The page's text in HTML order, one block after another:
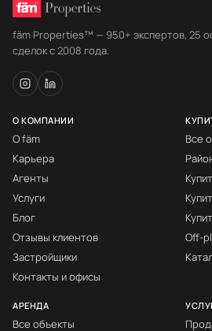
fäm Properties™ — 950+ экспертов, 25
сделок с 2008 года.
О КОМПАНИИ
О fäm
Карьера
Агенты
Услуги
Блог
Отзывы клиентов
Застройщики
Контакты и офисы
Все
Off-
АРЕНДА
Все объекты